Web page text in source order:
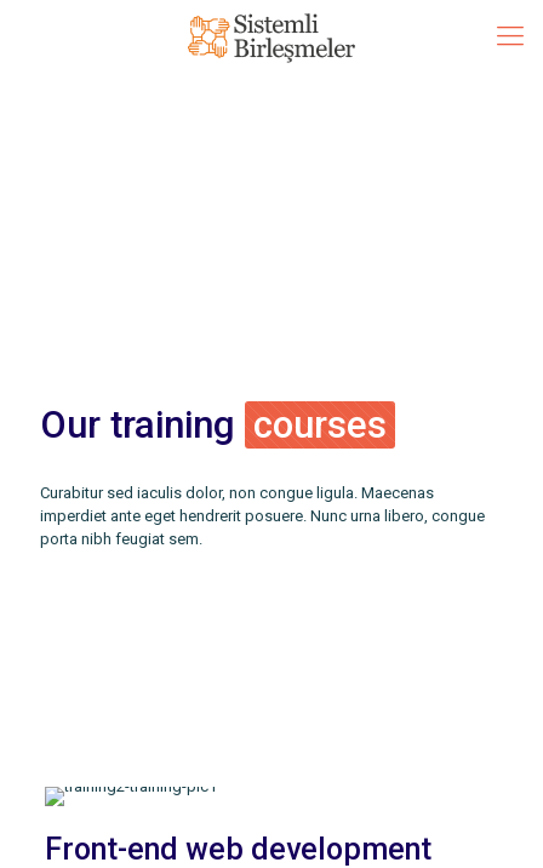
Our training courses
Curabitur sed iaculis dolor, non congue ligula. Maecenas
imperdiet ante eget hendrerit posuere. Nunc urna libero, congue
porta nibh feugiat sem.
Front-end web development